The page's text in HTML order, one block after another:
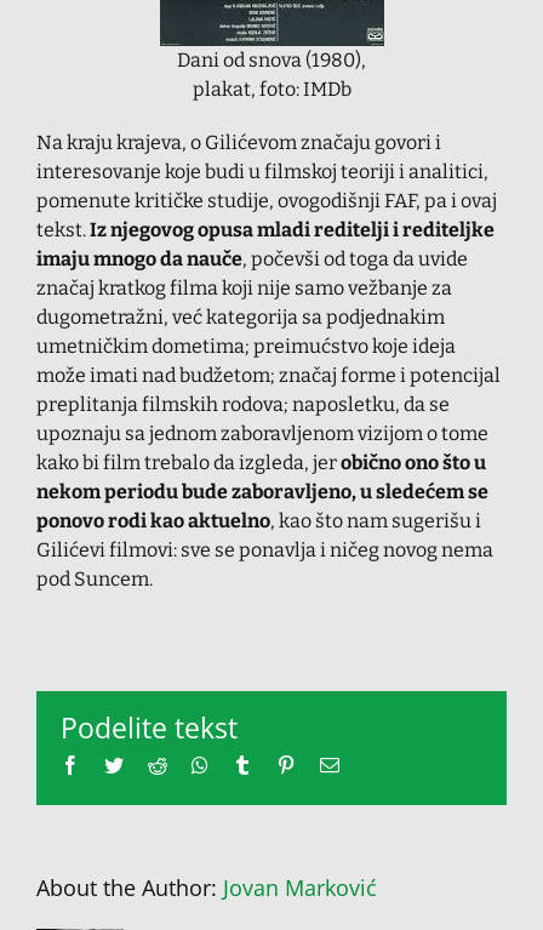
Dani od snova (1980),
plakat, foto: IMDb
Na kraju krajeva, o Gilićevom značaju govori i
interesovanje koje budi u filmskoj teoriji i analitici,
pomenute kritičke studije, ovogodišnji FAF, pa i ovaj
tekst.Iz njegovog opusa mladi reditelji i rediteljke
imaju mnogo da nauče, počevši od toga da uvide
značaj kratkog filma koji nije samo vežbanje za
dugometražni, već kategorija sa podjednakim
umetničkim dometima; preimućstvo koje ideja
može imati nad budžetom; značaj forme i potencijal
preplitanja filmskih rodova; naposletku, da se
upoznaju sa jednom zaboravljenom vizijom o tome
kako bi film trebalo da izgleda, jerobično ono što u
nekom periodu bude zaboravljeno, u sledećem se
ponovo rodi kao aktuelno, kao što nam sugerišu i
Gilićevi filmovi: sve se ponavlja i ničeg novog nema
pod Suncem.
Podelite tekst
Facebook
TwitterReddit Whatsapp
Tumblr PinterestEmail
About the Author: Jovan Marković